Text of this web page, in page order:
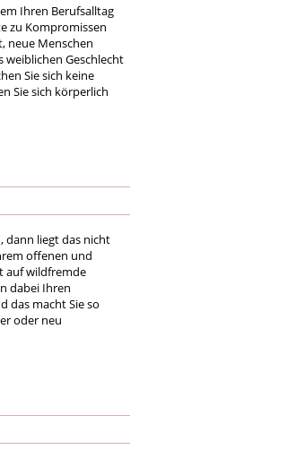
Ihren Berufsalltag
zu Kompromissen
neue Menschen
weiblichen Geschlecht
Sie sich keine
Sie sich körperlich
dann liegt das nicht
offenen und
auf wildfremde
dabei Ihren
das macht Sie so
oder neu